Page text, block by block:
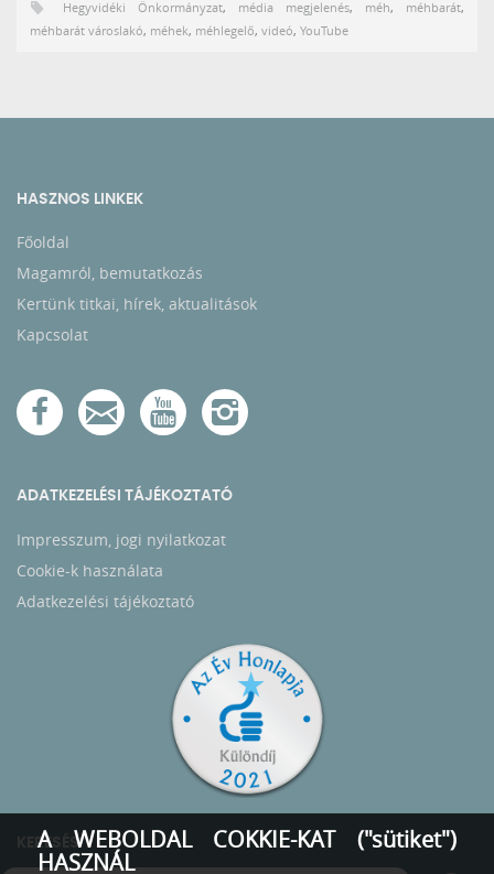
Hegyvidéki Önkormányzat, média megjelenés, méh, méhbarát,
méhbarát városlakó, méhek, méhlegelő, videó, YouTube
HASZNOS LINKEK
Főoldal
Magamról, bemutatkozás
Kertünk titkai, hírek, aktualitások
Kapcsolat
ADATKEZELÉSI TÁJÉKOZTATÓ
Impresszum, jogi nyilatkozat
Cookie-k használata
Adatkezelési tájékoztató
KERESÉS
A WEBOLDAL COKKIE-KAT ("sütiket")
HASZNÁL